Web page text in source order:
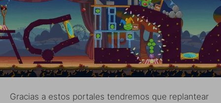
Gracias a estos portales tendremos que replantear